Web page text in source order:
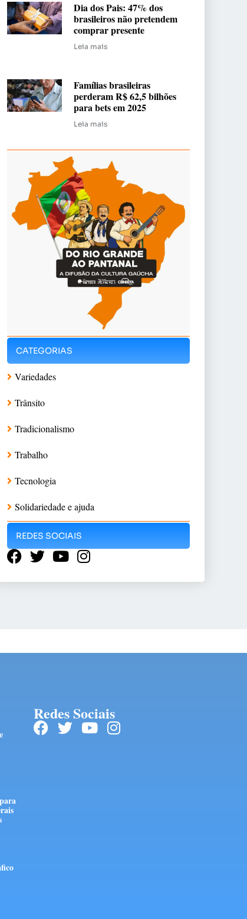
Dia dos Pais: 47% dos
brasileiros não pretendem
comprar presente
Leia mais
Famílias brasileiras
perderam R$ 62,5 bilhões
para bets em 2025
Leia mais
CATEGORIAS
Variedades
Trânsito
Tradicionalismo
Trabalho
Tecnologia
Solidariedade e ajuda
REDES SOCIAIS
Redes Sociais